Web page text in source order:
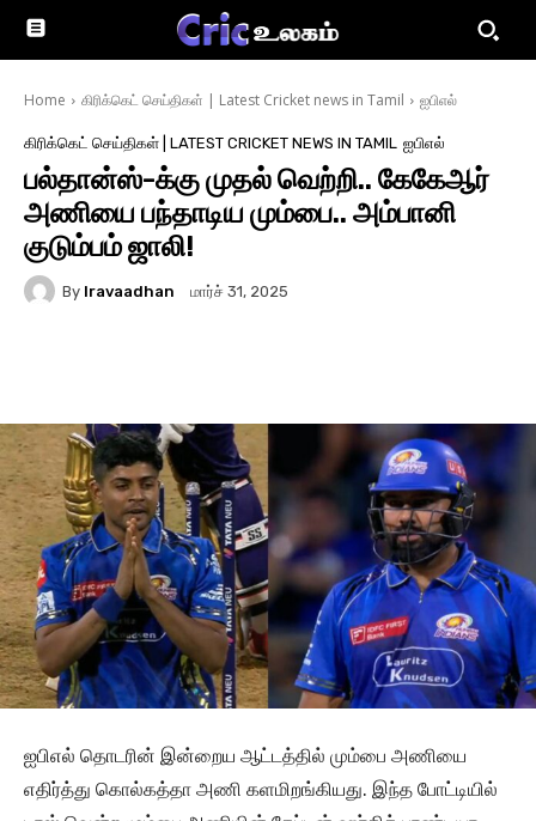
Home கிரிக்கெட் செய்திகள் | Latest Cricket news in Tamil ஐபிஎல்
கிரிக்கெட் செய்திகள் | LATEST CRICKET NEWS IN TAMIL ஐபிஎல்
பல்தான்ஸ்-க்கு முதல் வெற்றி.. கேகேஆர்
அணியை பந்தாடிய மும்பை.. அம்பானி
குடும்பம் ஜாலி!
By Iravaadhan மார்ச் 31, 2025
ஐபிஎல் தொடரின் இன்றைய ஆட்டத்தில் மும்பை அணியை
எதிர்த்து கொல்கத்தா அணி களமிறங்கியது. இந்த போட்டியில்